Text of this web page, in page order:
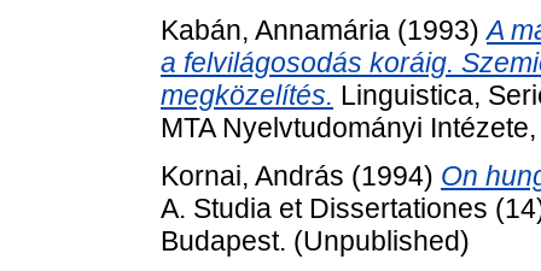
Kabán, Annamária (1993)A
a felvilágosodás koráig.
megközelítés. Linguistica,
MTA Nyelvtudományi
Kornai, András (1994) On
A. Studia et Dissertationes
Budapest. (Unpublished)